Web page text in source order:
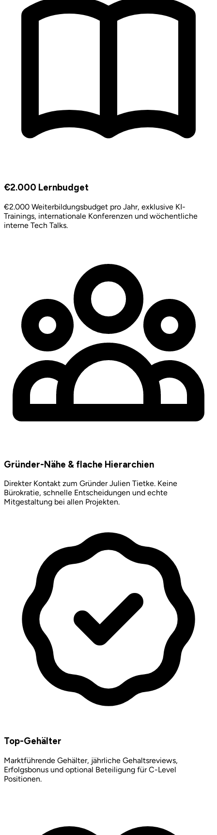
€2.000 Lernbudget
€2.000 Weiterbildungsbudget pro Jahr, exklusive KI-
Trainings, internationale Konferenzen und wöchentliche
interne Tech Talks.
Gründer-Nähe & flache Hierarchien
Direkter Kontakt zum Gründer Julien Tietke. Keine
Bürokratie, schnelle Entscheidungen und echte
Mitgestaltung bei allen Projekten.
Top-Gehälter
Marktführende Gehälter, jährliche Gehaltsreviews,
Erfolgsbonus und optional Beteiligung für C-Level
Positionen.